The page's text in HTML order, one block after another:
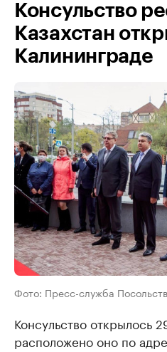
Консульство
Казахстан
Калининграде
Фото: Пресс-служба
Консульство открылось
расположено оно по